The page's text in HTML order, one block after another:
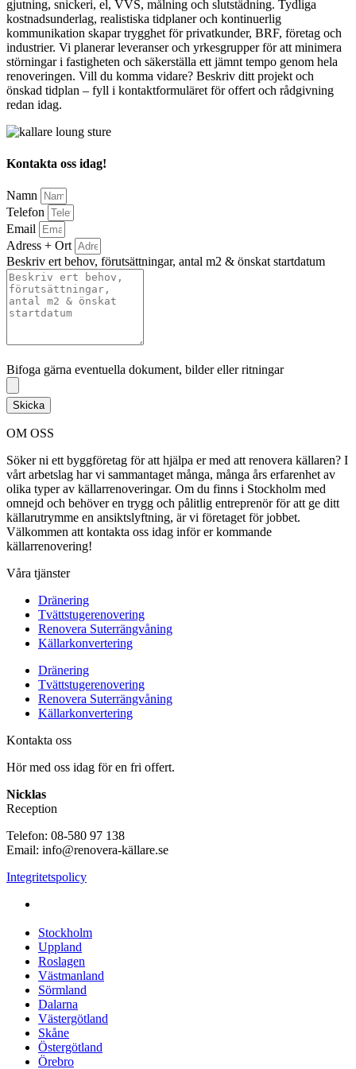
gjutning, snickeri, el, VVS, målning och slutstädning. Tydliga
kostnadsunderlag, realistiska tidplaner och kontinuerlig
kommunikation skapar trygghet för privatkunder, BRF, företag och
industrier. Vi planerar leveranser och yrkesgrupper för att minimera
störningar i fastigheten och säkerställa ett jämnt tempo genom hela
renoveringen. Vill du komma vidare? Beskriv ditt projekt och
önskad tidplan – fyll i kontaktformuläret för offert och rådgivning
redan idag.
Kontakta oss idag!
Namn
Telefon
Email
Adress + Ort
Beskriv ert behov, förutsättningar, antal m2 & önskat startdatum
Bifoga gärna eventuella dokument, bilder eller ritningar
Skicka
OM OSS
Söker ni ett byggföretag för att hjälpa er med att renovera källaren? I
vårt arbetslag har vi sammantaget många, många års erfarenhet av
olika typer av källarrenoveringar. Om du finns i Stockholm med
omnejd och behöver en trygg och pålitlig entreprenör för att ge ditt
källarutrymme en ansiktslyftning, är vi företaget för jobbet.
Välkommen att kontakta oss idag inför er kommande
källarrenovering!
Våra tjänster
Dränering
Tvättstugerenovering
Renovera Suterrängvåning
Källarkonvertering
Dränering
Tvättstugerenovering
Renovera Suterrängvåning
Källarkonvertering
Kontakta oss
Hör med oss idag för en fri offert.
Nicklas
Reception
Telefon: 08-580 97 138
Email: info@renovera-källare.se
Integritetspolicy
Stockholm
Uppland
Roslagen
Västmanland
Sörmland
Dalarna
Västergötland
Skåne
Östergötland
Örebro